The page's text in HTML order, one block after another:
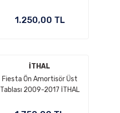
1.250,00 TL
İTHAL
Fiesta Ön Amortisör Üst
Tablası 2009-2017 İTHAL